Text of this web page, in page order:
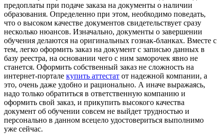
предоплаты при подаче заказа на документы о наличии
образования. Определенно при этом, необходимо поведать,
что о высоком качестве документов свидетельствует сразу
несколько нюансов. Изначально, документы о завершении
обучения делаются на оригинальных гознак-бланках. Вместе с
тем, легко оформить заказ на документ с записью данных в
базу реестра, на основании чего с ним заморочек явно не
станется. Оформить собственный заказ не сложность на
интернет-портале купить аттестат от надежной компании, а
это, очень даже удобно и рационально. А иначе выражаясь,
надо только обратиться в ответственную компанию и
оформить свой заказ, и прикупить высокого качества
документ об обучении совсем не выйдет трудностью и
персонально в данном всецело удостовериться выполнимо
уже сейчас.